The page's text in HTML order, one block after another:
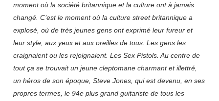
moment où la société britannique et la culture ont à jamais
changé. C’est le moment où la culture street britannique a
explosé, où de très jeunes gens ont exprimé leur fureur et
leur style, aux yeux et aux oreilles de tous. Les gens les
craignaient ou les rejoignaient. Les Sex Pistols. Au centre de
tout ça se trouvait un jeune cleptomane charmant et illettré,
un héros de son époque, Steve Jones, qui est devenu, en ses
propres termes, le 94e plus grand guitariste de tous les